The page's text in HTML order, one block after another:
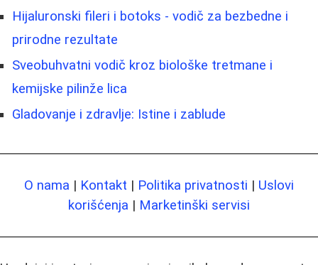
Hijaluronski fileri i botoks - vodič za bezbedne i
prirodne rezultate
Sveobuhvatni vodič kroz biološke tretmane i
kemijske pilinže lica
Gladovanje i zdravlje: Istine i zablude
O nama | Kontakt | Politika privatnosti | Uslovi
korišćenja | Marketinški servisi